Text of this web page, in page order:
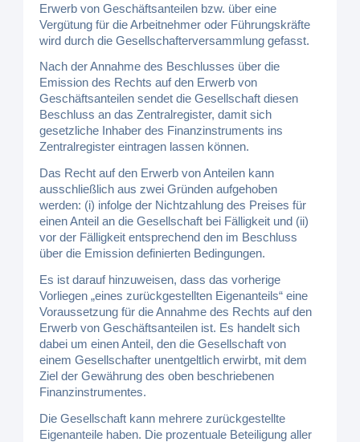
Erwerb von Geschäftsanteilen bzw. über eine
Vergütung für die Arbeitnehmer oder Führungskräfte
wird durch die Gesellschafterversammlung gefasst.
Nach der Annahme des Beschlusses über die
Emission des Rechts auf den Erwerb von
Geschäftsanteilen sendet die Gesellschaft diesen
Beschluss an das Zentralregister, damit sich
gesetzliche Inhaber des Finanzinstruments ins
Zentralregister eintragen lassen können.
Das Recht auf den Erwerb von Anteilen kann
ausschließlich aus zwei Gründen aufgehoben
werden: (i) infolge der Nichtzahlung des Preises für
einen Anteil an die Gesellschaft bei Fälligkeit und (ii)
vor der Fälligkeit entsprechend den im Beschluss
über die Emission definierten Bedingungen.
Es ist darauf hinzuweisen, dass das vorherige
Vorliegen „eines zurückgestellten Eigenanteils“ eine
Voraussetzung für die Annahme des Rechts auf den
Erwerb von Geschäftsanteilen ist. Es handelt sich
dabei um einen Anteil, den die Gesellschaft von
einem Gesellschafter unentgeltlich erwirbt, mit dem
Ziel der Gewährung des oben beschriebenen
Finanzinstrumentes.
Die Gesellschaft kann mehrere zurückgestellte
Eigenanteile haben. Die prozentuale Beteiligung aller